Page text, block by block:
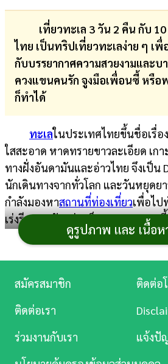
เที่ยวทะเล 3 วัน 2 คืน กับ 10
ไทย เป็นทริปเที่ยวทะเลง่าย ๆ เ
กับบรรยากาศความสวยงามและบ
ควงแขนคนรัก จูงมือเพื่อนซี้ หรือ
ก็ทำได้
ทะเลในประเทศไทยขึ้นชื่อเรื่อ
ใสสะอาด หาดทรายขาวละเอียด เก
ทางฝั่งอันดามันและอ่าวไทย จึงเป็น
นักเดินทางจากทั่วโลก และวันหยุดย
กำลังมองหาสถานที่ท่องเที่ยวเพื่อไ
เร่งรีบมากนักอยู่ละก็ ตามเรามาทาง
เอาทริปเที่ยวทะเล 3 วัน 2 คืนจาก
เที่ยวทะเล 3
ดูรูปภาพ และ เนื้อห
ตรวจ
ผล
บอล
สด
การ
เงิน
การ
ศึกษา
บันเทิง
ดู
Music
สมัครสมาชิก
ติดต่อ
ติดต่อเรา
ร่วมงานกับเรา
แจ้งปั